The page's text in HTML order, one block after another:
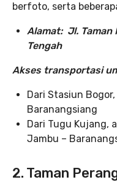
berfoto, serta
Alamat: Jl. Taman
Tengah
Akses transportasi
Dari Stasiun
Baranangsiang
Dari Tugu Kujang,
Jambu –
2. Taman